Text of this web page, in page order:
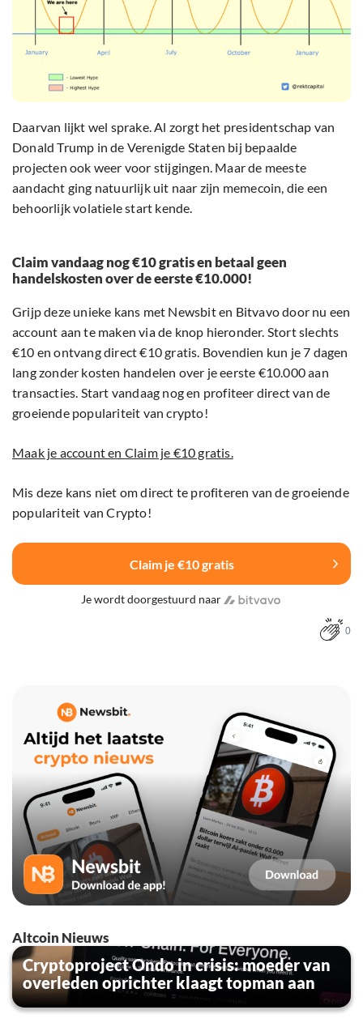
Daarvan lijkt wel sprake. Al zorgt het presidentschap van
Donald Trump in de Verenigde Staten bij bepaalde
projecten ook weer voor stijgingen. Maar de meeste
aandacht ging natuurlijk uit naar zijn memecoin, die een
behoorlijk volatiele start kende.
Claim vandaag nog €10 gratis en betaal geen
handelskosten over de eerste €10.000!
Grijp deze unieke kans met Newsbit en Bitvavo door nu een
account aan te maken via de knop hieronder. Stort slechts
€10 en ontvang direct €10 gratis. Bovendien kun je 7 dagen
lang zonder kosten handelen over je eerste €10.000 aan
transacties. Start vandaag nog en profiteer direct van de
groeiende populariteit van crypto!
Maak je account en Claim je €10 gratis.
Mis deze kans niet om direct te profiteren van de groeiende
populariteit van Crypto!
Claim je €10 gratis
Je wordt doorgestuurd naar
0
Altcoin Nieuws
Cryptoproject Ondo in crisis: moeder van
overleden oprichter klaagt topman aan